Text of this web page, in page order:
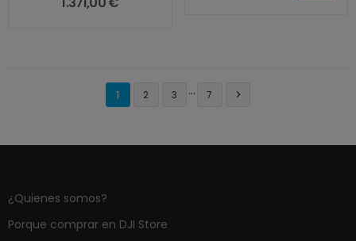
1 2 3 … 7 
¿Quienes somos?
Porque comprar en DJI Store